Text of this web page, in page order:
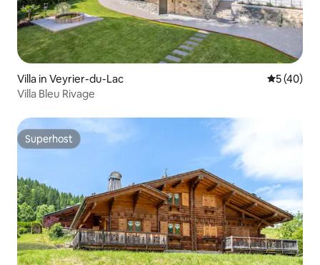
Villa in Veyrier-du-Lac
5 (40)
Villa Bleu Rivage
Superhost
Superhost